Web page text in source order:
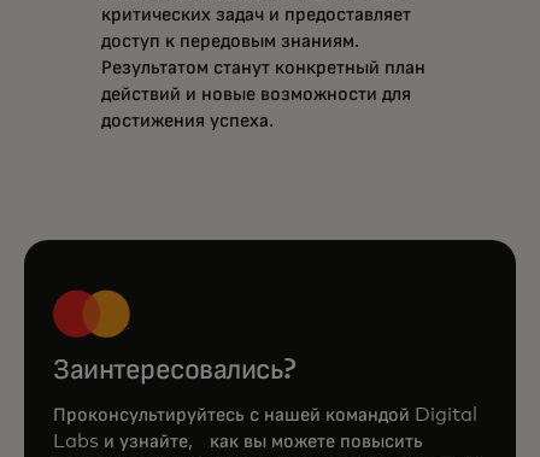
критических задач и предоставляет
доступ к передовым знаниям.
Результатом станут конкретный план
действий и новые возможности для
достижения успеха.
Заинтересовались?
Проконсультируйтесь с нашей командой Digital
Labs и узнайте, как вы можете повысить